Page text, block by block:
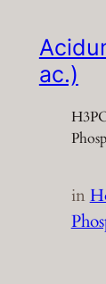
ac.)
in